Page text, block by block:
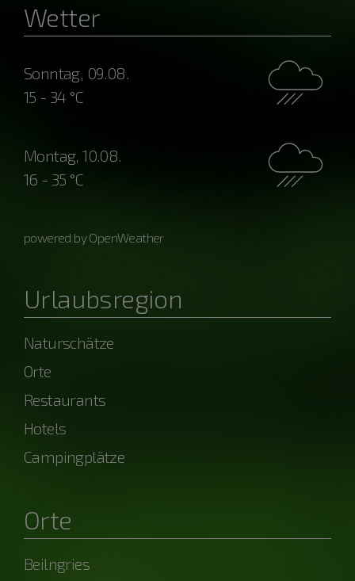
Wetter
Sonntag, 09.08.
15 - 34 °C
Montag, 10.08.
16 - 35 °C
powered by OpenWeather
Urlaubsregion
Naturschätze
Orte
Restaurants
Hotels
Campingplätze
Orte
Beilngries